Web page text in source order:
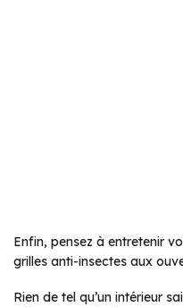
Enfin, pensez à entretenir
grilles anti-insectes aux
Rien de tel qu’un intérieur